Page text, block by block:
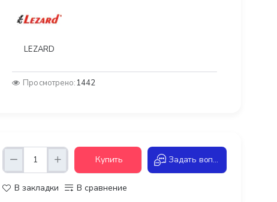
LEZARD
Просмотрено:1442
Купить Задать вопрос
В закладки В сравнение